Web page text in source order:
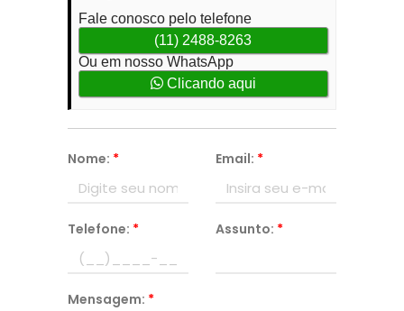
Fale conosco pelo telefone
(11) 2488-8263
Ou em nosso WhatsApp
Clicando aqui
Nome: * Email: *
Telefone: * Assunto: *
Mensagem: *